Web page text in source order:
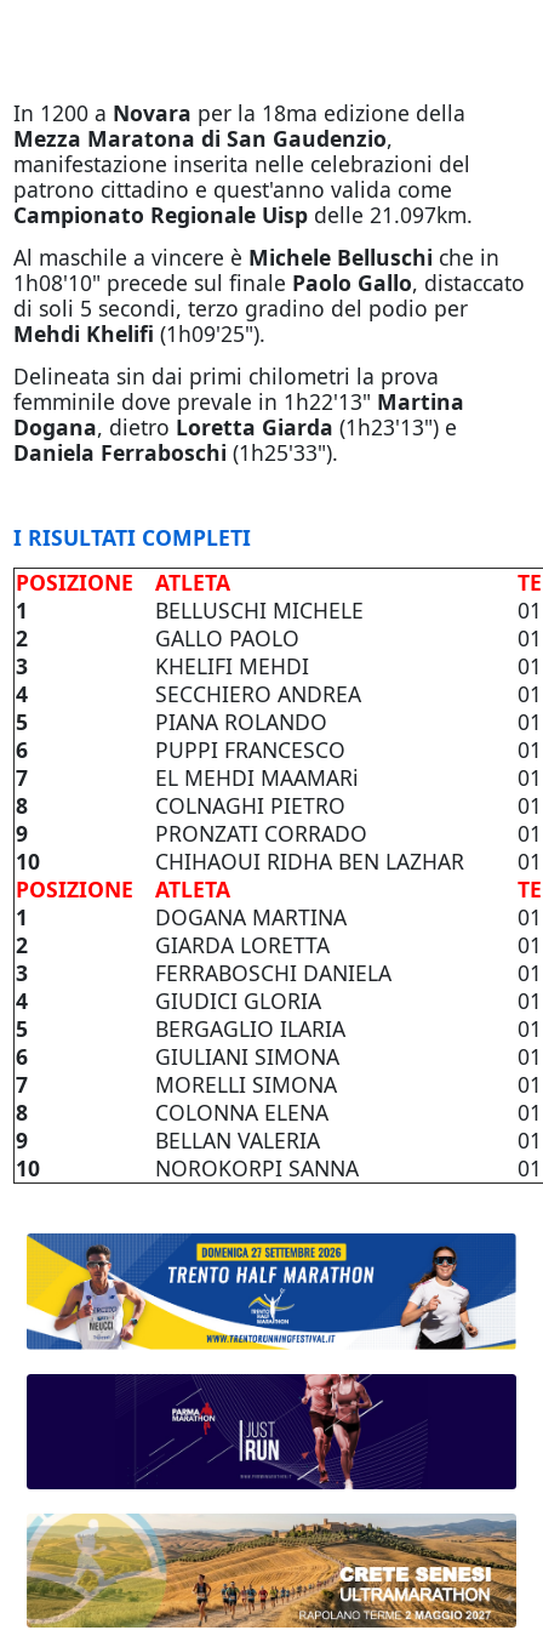
In 1200 a Novara per la 18ma edizione della
Mezza Maratona di San Gaudenzio,
manifestazione inserita nelle celebrazioni del
patrono cittadino e quest'anno valida come
Campionato Regionale Uisp delle 21.097km.
Al maschile a vincere è Michele Belluschi che in
1h08'10" precede sul finale Paolo Gallo, distaccato
di soli 5 secondi, terzo gradino del podio per
Mehdi Khelifi (1h09'25").
Delineata sin dai primi chilometri la prova
femminile dove prevale in 1h22'13" Martina
Dogana, dietro Loretta Giarda (1h23'13") e
Daniela Ferraboschi (1h25'33").
I RISULTATI COMPLETI
POSIZIONE
ATLETA
1
BELLUSCHI MICHELE
2
GALLO PAOLO
3
KHELIFI MEHDI
4
SECCHIERO ANDREA
5
PIANA ROLANDO
6
PUPPI FRANCESCO
7
EL MEHDI MAAMARi
8
COLNAGHI PIETRO
9
PRONZATI CORRADO
10
CHIHAOUI RIDHA BEN LAZHAR
POSIZIONE
ATLETA
1
DOGANA MARTINA
2
GIARDA LORETTA
3
FERRABOSCHI DANIELA
4
GIUDICI GLORIA
5
BERGAGLIO ILARIA
6
GIULIANI SIMONA
7
MORELLI SIMONA
8
COLONNA ELENA
9
BELLAN VALERIA
10
NOROKORPI SANNA